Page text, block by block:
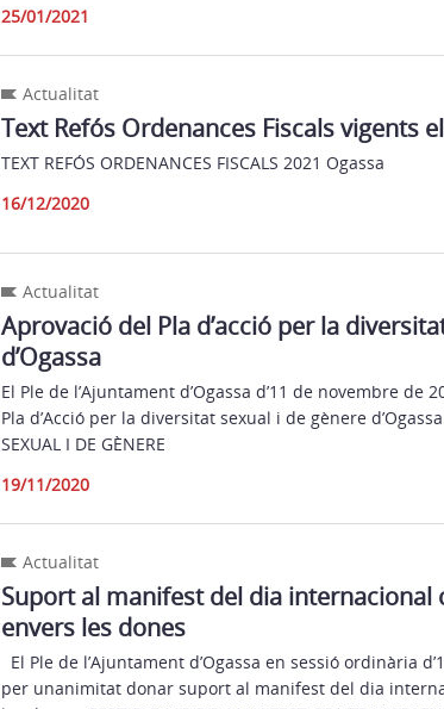
25/01/2021
Actualitat
Text Refós Ordenances Fiscals vigents
TEXT REFÓS ORDENANCES FISCALS 2021 Ogassa
16/12/2020
Actualitat
Aprovació del Pla d’acció per la
d’Ogassa
El Ple de l’Ajuntament d’Ogassa d’11 de novembre
Pla d’Acció per la diversitat sexual i de gènere d’Ogassa.
SEXUAL I DE GÈNERE
19/11/2020
Actualitat
Suport al manifest del dia internacional
envers les dones
El Ple de l’Ajuntament d’Ogassa en sessió ordinària
per unanimitat donar suport al manifest del dia